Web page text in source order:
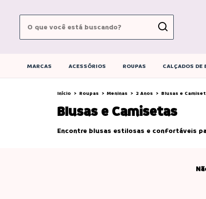
MARCAS ACESSÓRIOS ROUPAS CALÇADOS DE
Início > Roupas > Meninas > 2 Anos > Blusas e
Blusas e Camisetas
Encontre blusas estilosas e confortáveis